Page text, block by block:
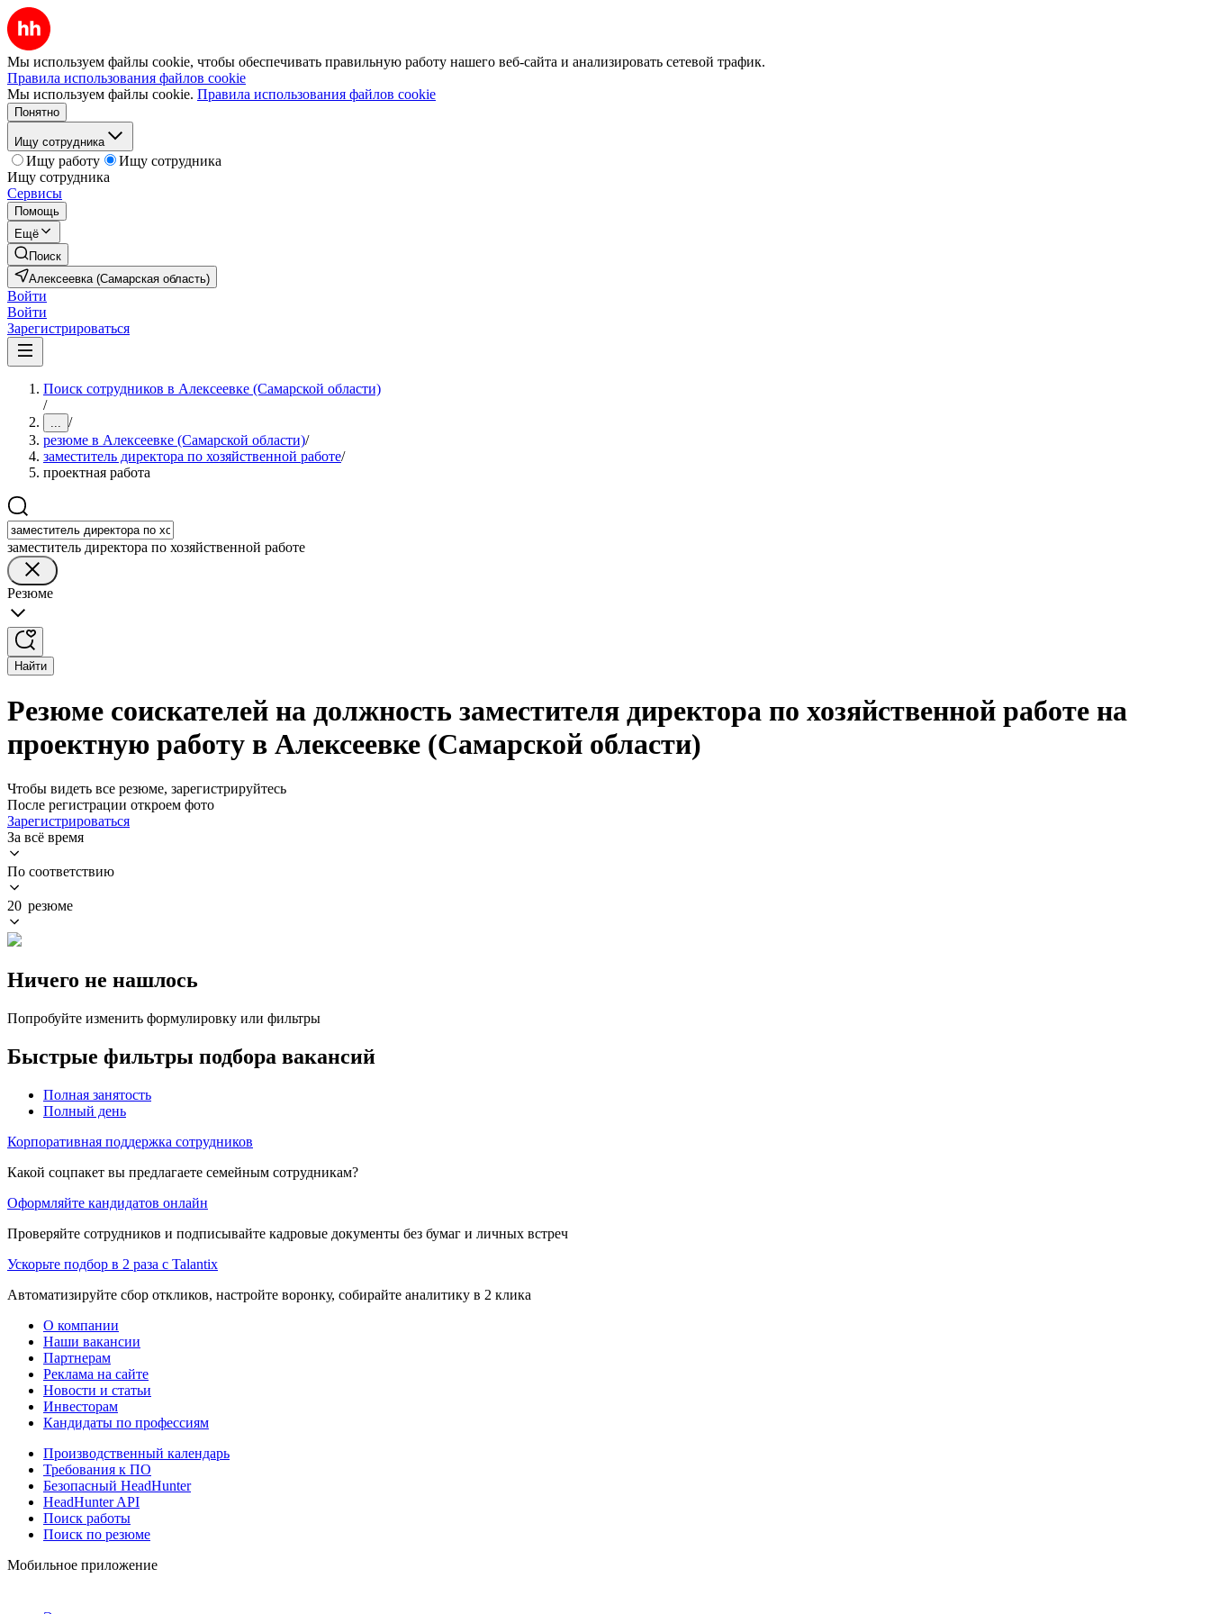
Мы используем файлы cookie, чтобы обеспечивать правильную работу нашего веб-сайта и анализировать сетевой трафик.
Правила использования файлов cookie
Мы используем файлы cookie. Правила использования файлов cookie
Понятно
Ищу сотрудника
Ищу работу
Ищу сотрудника
Ищу сотрудника
Сервисы
Помощь
Ещё
Поиск
Алексеевка (Самарская область)
Войти
Войти
Зарегистрироваться
Поиск сотрудников в Алексеевке (Самарской области)
/
... /
резюме в Алексеевке (Самарской области)/
заместитель директора по хозяйственной работе/
проектная работа
заместитель директора по хозяйственной работе
Резюме
Найти
Резюме соискателей на должность заместителя директора по хозяйственной работе на
проектную работу в Алексеевке (Самарской области)
Чтобы видеть все резюме, зарегистрируйтесь
После регистрации откроем фото
Зарегистрироваться
За всё время
По соответствию
20 резюме
Ничего не нашлось
Попробуйте изменить формулировку или фильтры
Быстрые фильтры подбора вакансий
Полная занятость
Полный день
Корпоративная поддержка сотрудников
Какой соцпакет вы предлагаете семейным сотрудникам?
Оформляйте кандидатов онлайн
Проверяйте сотрудников и подписывайте кадровые документы без бумаг и личных встреч
Ускорьте подбор в 2 раза с Talantix
Автоматизируйте сбор откликов, настройте воронку, собирайте аналитику в 2 клика
О компании
Наши вакансии
Партнерам
Реклама на сайте
Новости и статьи
Инвесторам
Кандидаты по профессиям
Производственный календарь
Требования к ПО
Безопасный HeadHunter
HeadHunter API
Поиск работы
Поиск по резюме
Мобильное приложение